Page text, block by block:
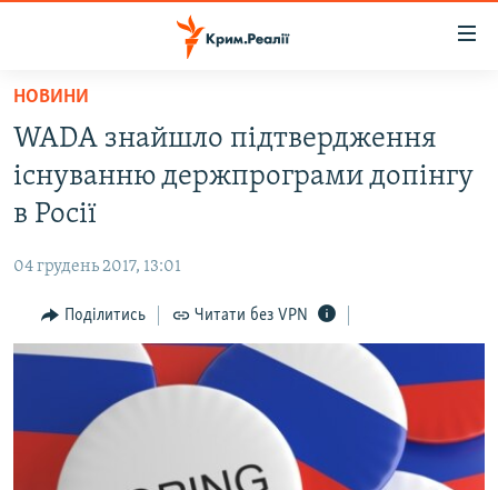
Перейти
основного
матеріалу
Перейти
до
основної
навігації
Перейти
до
ВІДЕО ТА ФОТО
БЛОГИ
ПОГЛЯД
ІНТЕРВ'Ю
ВСЕ ЗА ДЕНЬ
СПЕЦПРОЕКТИ
ДЕПОРТАЦІЯ
ЯК ОБІЙТИ БЛОКУВАННЯ
НОВИНИ
WADA знайшло підтвердження
існуванню держпрограми допінгу
в Росії
04 грудень 2017, 13:01
Поділитись Читати без VPN